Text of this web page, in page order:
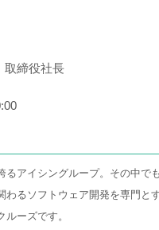
取締役社長
るアイシングループ。その中で
わるソフトウェア開発を専門と
ーズです。